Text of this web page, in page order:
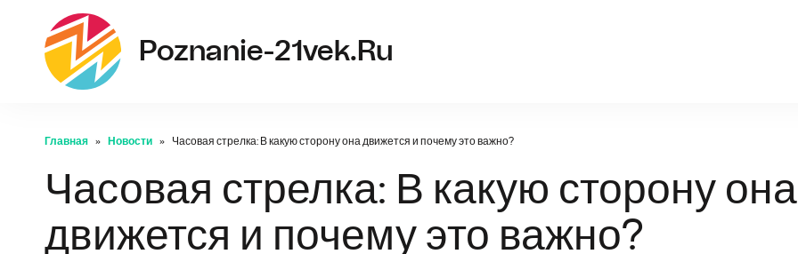
Poznanie-21vek.ru
Главная Новости Часовая стрелка: В какую сторону она движется и почему это важно?
Часовая стрелка: В какую сторону она
движется и почему это важно?